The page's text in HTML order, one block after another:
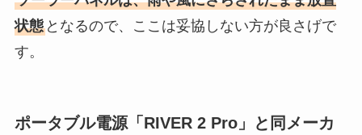
状態となるので、ここは妥協しない方が良さげで
す。
ポータブル電源「RIVER 2 Pro」と同メーカ